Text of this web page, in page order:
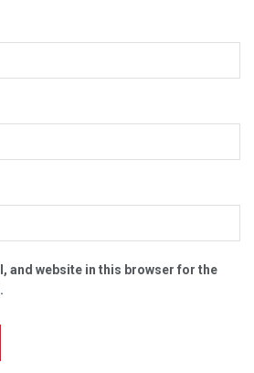
and website in this browser for the